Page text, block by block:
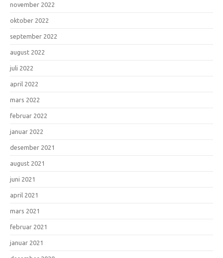
november 2022
oktober 2022
september 2022
august 2022
juli 2022
april 2022
mars 2022
februar 2022
januar 2022
desember 2021
august 2021
juni 2021
april 2021
mars 2021
februar 2021
januar 2021